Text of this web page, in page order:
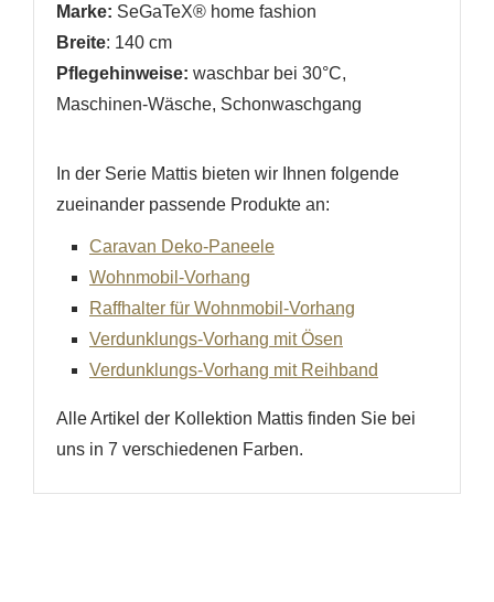
Marke: SeGaTeX® home fashion
Breite: 140 cm
Pflegehinweise: waschbar bei 30°C,
Maschinen-Wäsche, Schonwaschgang
In der Serie Mattis bieten wir Ihnen folgende
zueinander passende Produkte an:
Caravan Deko-Paneele
Wohnmobil-Vorhang
Raffhalter für Wohnmobil-Vorhang
Verdunklungs-Vorhang mit Ösen
Verdunklungs-Vorhang mit Reihband
Alle Artikel der Kollektion Mattis finden Sie bei
uns in 7 verschiedenen Farben.